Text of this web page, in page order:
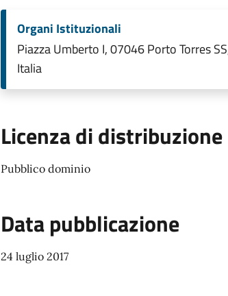
Organi Istituzionali
Piazza Umberto I, 07046 Porto Torres
Italia
Licenza di distribuzione
Pubblico dominio
Data pubblicazione
24 luglio 2017